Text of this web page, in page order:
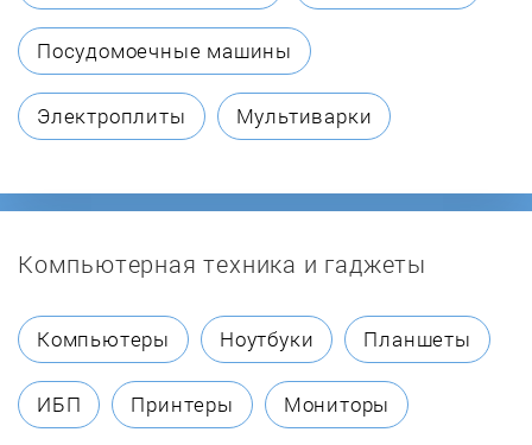
Euronord
Fairland
General Climate
Hisense
Посудомоечные машины
Электроплиты Мультиварки
Компьютерная техника и гаджеты
Компьютеры Ноутбуки Планшеты
ИБП Принтеры Мониторы